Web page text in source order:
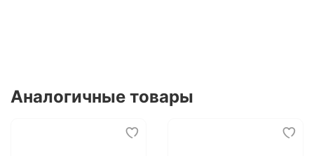
Аналогичные товары